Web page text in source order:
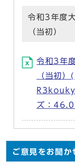
令和3年度
（当初）
令和3年
（当初）
ズ：
ご意見をお聞か